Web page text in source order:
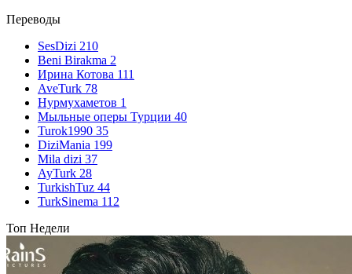
Переводы
SesDizi 210
Beni Birakma 2
Ирина Котова 111
AveTurk 78
Нурмухаметов 1
Мыльные оперы Турции 40
Turok1990 35
DiziMania 199
Mila dizi 37
AyTurk 28
TurkishTuz 44
TurkSinema 112
Топ Недели